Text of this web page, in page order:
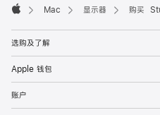
Mac 显示器 购买
选购及了解
Apple 钱包
账户